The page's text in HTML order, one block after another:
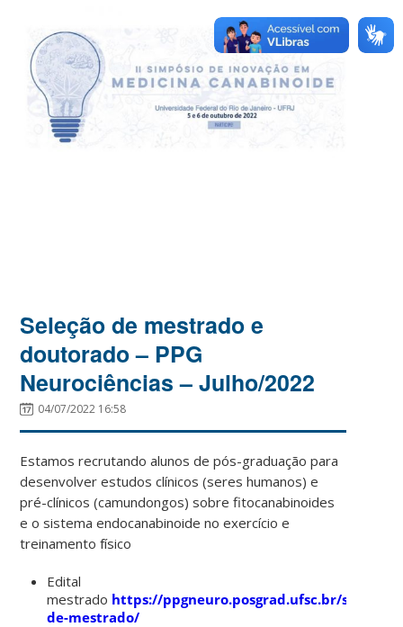
Seleção de mestrado e
doutorado – PPG
Neurociências – Julho/2022
04/07/2022 16:58
Estamos recrutando alunos de pós-graduação para
desenvolver estudos clínicos (seres humanos) e
pré-clínicos (camundongos) sobre fitocanabinoides
e o sistema endocanabinoide no exercício e
treinamento físico
Edital
mestrado https://ppgneuro.posgrad.ufsc.br/selecao-
de-mestrado/